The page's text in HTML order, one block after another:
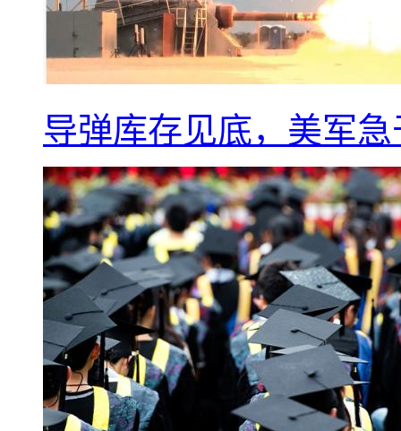
导弹库存见底，美军